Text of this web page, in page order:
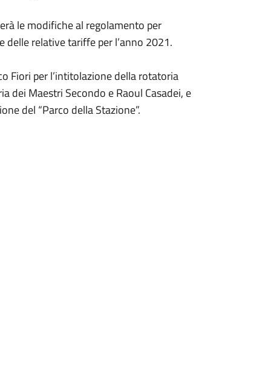
le modifiche al regolamento per
delle relative tariffe per l’anno 2021.
Fiori per l’intitolazione della rotatoria
dei Maestri Secondo e Raoul Casadei, e
del “Parco della Stazione”.